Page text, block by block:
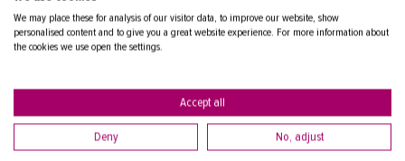
CAD/CAM-ohjelmointi - Kone- ja tuotantotekniikan perustutkinto,
osatutkinto
TUTKINTOKOULUTUS
1.8.2026—30.6.2027
Hakuaika:
We may place these for analysis of our visitor data, to improve our website, show
personalised content and to give you a great website experience. For more information about
the cookies we use open the settings.
Accept all
Deny No, adjust